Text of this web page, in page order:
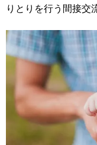
りとりを行う間接交